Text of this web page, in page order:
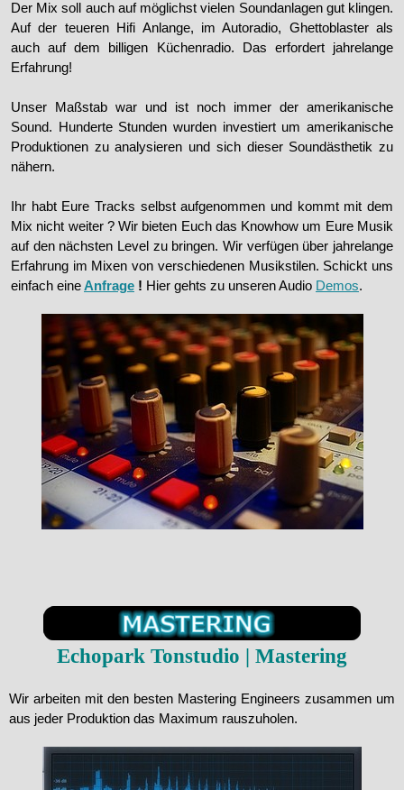
Der Mix soll auch auf möglichst vielen Soundanlagen gut klingen.
Auf der teueren Hifi Anlange, im Autoradio, Ghettoblaster als
auch auf dem billigen Küchenradio. Das erfordert jahrelange
Erfahrung!
Unser Maßstab war und ist noch immer der amerikanische
Sound. Hunderte Stunden wurden investiert um amerikanische
Produktionen zu analysieren und sich dieser Soundästhetik zu
nähern.
Ihr habt Eure Tracks selbst aufgenommen und kommt mit dem
Mix nicht weiter ? Wir bieten Euch das Knowhow um Eure Musik
auf den nächsten Level zu bringen. Wir verfügen über jahrelange
Erfahrung im Mixen von verschiedenen Musikstilen. Schickt uns
einfach eineAnfrage ! Hier gehts zu unseren Audio Demos.
Echopark Tonstudio | Mastering
Wir arbeiten mit den besten Mastering Engineers zusammen um
aus jeder Produktion das Maximum rauszuholen.